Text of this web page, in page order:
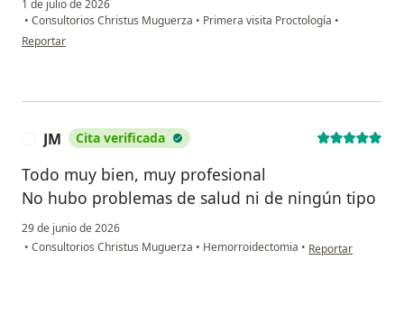
1 de julio de 2026
• Consultorios Christus Muguerza • Primera visita Proctología •
en opinión del usuario M.R.
Reportar
JM Cita verificada
Todo muy bien, muy profesional
No hubo problemas de salud ni de ningún tipo
29 de junio de 2026
• Consultorios Christus Muguerza • Hemorroidectomia • en opinión del
Reportar